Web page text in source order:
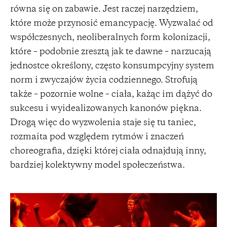
równa się on zabawie. Jest raczej narzędziem,
które może przynosić emancypację. Wyzwalać od
współczesnych, neoliberalnych form kolonizacji,
które – podobnie zresztą jak te dawne – narzucają
jednostce określony, często konsumpcyjny system
norm i zwyczajów życia codziennego. Strofują
także – pozornie wolne – ciała, każąc im dążyć do
sukcesu i wyidealizowanych kanonów piękna.
Drogą więc do wyzwolenia staje się tu taniec,
rozmaita pod względem rytmów i znaczeń
choreografia, dzięki której ciała odnajdują inny,
bardziej kolektywny model społeczeństwa.